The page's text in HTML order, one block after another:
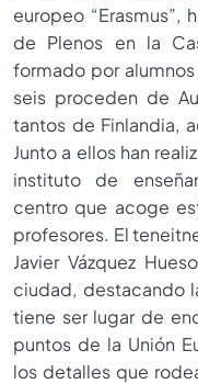
europeo “Erasmus”,
de Plenos en la
formado por
seis proceden de
tantos de Finlandia,
Junto a ellos han
instituto de
centro que acoge
profesores. El
Javier Vázquez
ciudad, destacando
tiene ser lugar de
puntos de la Unión
los detalles que